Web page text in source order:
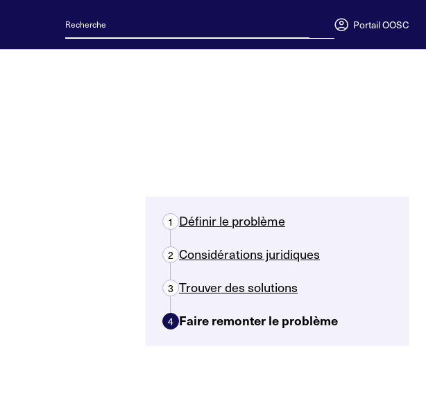
Portail OOSC
1 Définir le problème
2 Considérations juridiques
3 Trouver des solutions
4 Faire remonter le problème